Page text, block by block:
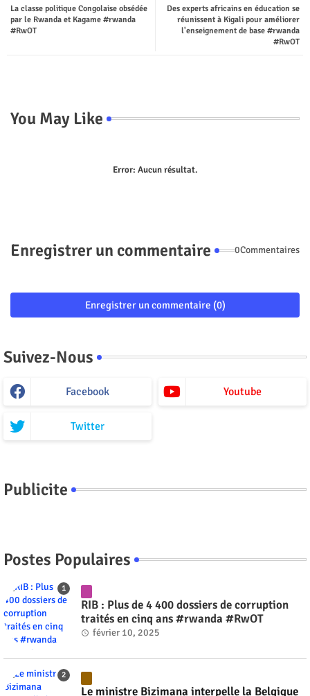
ter tsap
Des experts africains en éducation se
réunissent à Kigali pour améliorer
l'enseignement de base #rwanda
#RwOT
La classe politique Congolaise obsédée
par le Rwanda et Kagame #rwanda
#RwOT
You May Like
Error: Aucun résultat.
Enregistrer un commentaire 0Commentaires
Enregistrer un commentaire (0)
Suivez-Nous
Facebook Youtube
Twitter
Publicite
Postes Populaires
RIB : Plus de 4 400 dossiers de corruption
traités en cinq ans #rwanda #RwOT
février 10, 2025
Le ministre Bizimana interpelle la Belgique